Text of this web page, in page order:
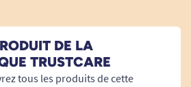
2023
très utile Montage rapide Je
DE LA
TRUSTCARE
tous les produits de cette